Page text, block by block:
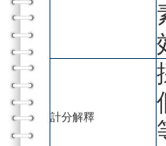
計分解釋